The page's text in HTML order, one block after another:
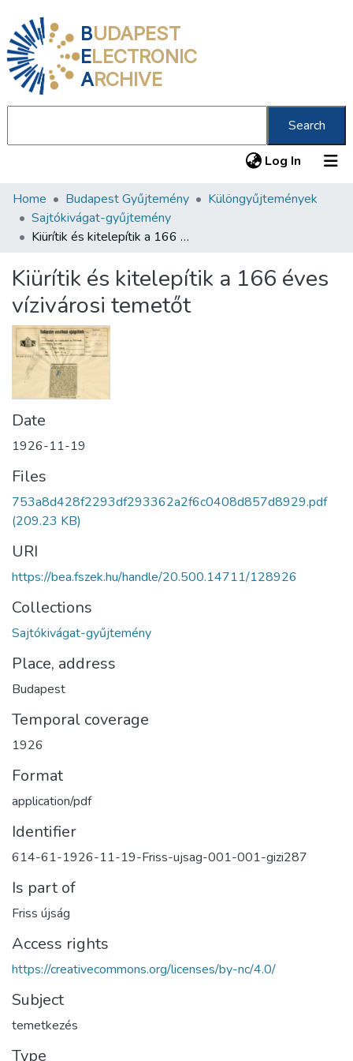
BUDAPEST
ELECTRONIC
ARCHIVE
Search
Log In (current)
Communities & Collections
All of DSpace
About us
Home Budapest Gyűjtemény
Különgyűjtemények
Sajtókivágat-gyűjtemény
Kiürítik és kitelepítik a 166 éves vízivárosi temetőt
Kiürítik és kitelepítik a 166 éves
vízivárosi temetőt
Date
1926-11-19
Files
753a8d428f2293df293362a2f6c0408d857d8929.pdf
(209.23 KB)
URI
https://bea.fszek.hu/handle/20.500.14711/128926
Collections
Sajtókivágat-gyűjtemény
Place, address
Budapest
Temporal coverage
1926
Format
application/pdf
Identifier
614-61-1926-11-19-Friss-ujsag-001-001-gizi287
Is part of
Friss újság
Access rights
https://creativecommons.org/licenses/by-nc/4.0/
Subject
temetkezés
Type